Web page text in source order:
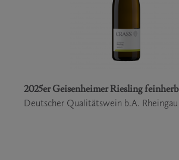
2025er Geisenheimer Riesling feinherb
Deutscher Qualitätswein b.A. Rheingau